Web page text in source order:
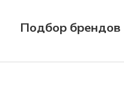
Подбор брендов